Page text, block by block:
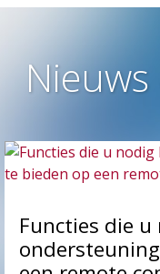
Functies die